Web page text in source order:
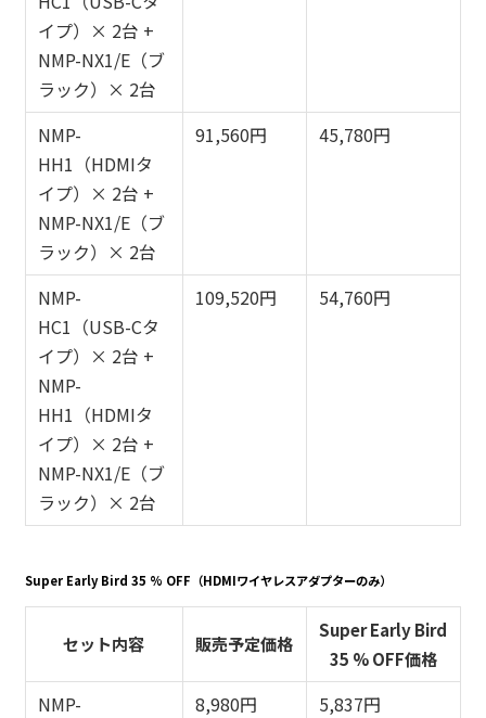
イプ）× 2台 +
NMP-NX1/E（ブ
ラック）× 2台
NMP-
HH1（HDMIタ
イプ）× 2台 +
NMP-NX1/E（ブ
ラック）× 2台
91,560円 45,780円
NMP-
HC1（USB-Cタ
イプ）× 2台 +
NMP-
HH1（HDMIタ
イプ）× 2台 +
NMP-NX1/E（ブ
ラック）× 2台
109,520円 54,760円
Super Early Bird 35 % OFF（HDMIワイヤレスアダプターのみ）
セット内容 販売予定価格
Super Early Bird
35 % OFF価格
NMP-
8,980円 5,837円